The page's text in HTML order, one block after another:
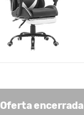
Oferta encerrada